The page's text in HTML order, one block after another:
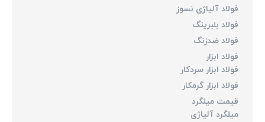
فولاد آلیاژی نسوز
فولاد بلبرینگ
فولاد ضدزنگ
فولاد ابزار
فولاد ابزار سردکار
فولاد ابزار گرمکار
قیمت میلگرد
میلگرد آلیاژی